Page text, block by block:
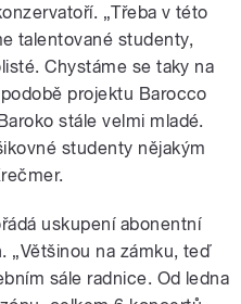
„Třeba v této
talentované studenty,
Chystáme se taky na
projektu Barocco
stále velmi mladé.
studenty nějakým
uskupení abonentní
„Většinou na zámku, teď
sále radnice. Od ledna